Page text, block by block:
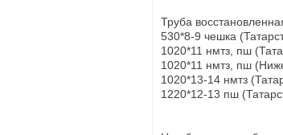
Труба
530*8-9 чешка
1020*11 нмтз, пш
1020*11 нмтз, пш
1020*13-14 нмтз
1220*12-13 пш